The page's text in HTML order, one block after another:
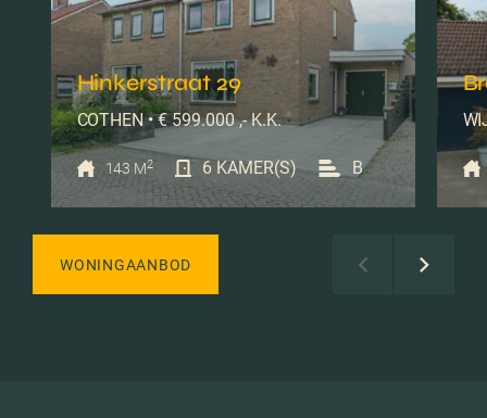
Hinkerstraat 29
COTHEN • € 599.000 ,- K.K.
143 M2 6 KAMER(S) B
WONINGAANBOD